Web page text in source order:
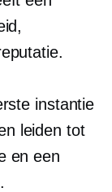
instantie
leiden tot
en een